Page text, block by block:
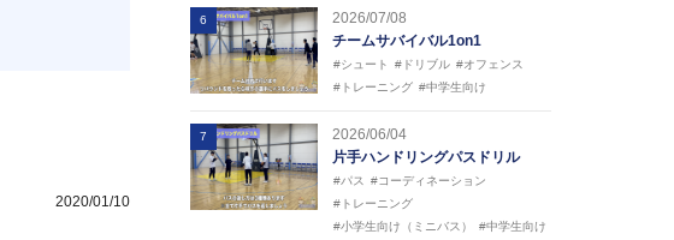
2020/01/10
6
2026/07/08
チームサバイバル1on1
#シュート #ドリブル #オフェンス
#トレーニング #中学生向け
7
2026/06/04
片手ハンドリングパスドリル
#パス
#コーディネーション
#トレーニング
#小学生向け（ミニバス）
#中学生向け